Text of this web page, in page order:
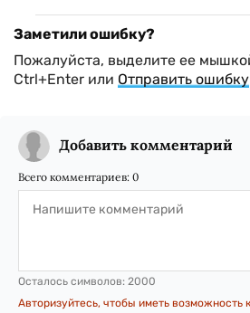
Заметили ошибку?
Пожалуйста, выделите ее
Ctrl+Enter или Отправить ошибку
Добавить комментарий
Всего комментариев: 0
Осталось символов: 2000
Авторизуйтесь, чтобы иметь возможность